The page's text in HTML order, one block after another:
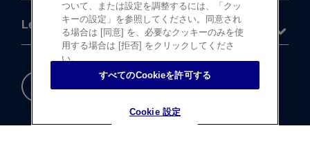
Legal
重要な​安全情報
ついて、または設定を調整するには、「クッ
キーの設定」を参照してください。同意され
る場合は [同意] を、必要なクッキーのみを使
用する場合は [拒否] をクリックしてくださ
い。
Cookie 設定
すべてのCookieを許可する